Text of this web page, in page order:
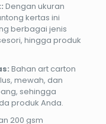
Dengan ukuran
kertas ini
berbagai jenis
hingga produk
Bahan art carton
mewah, dan
sehingga
produk Anda.
200 gsm